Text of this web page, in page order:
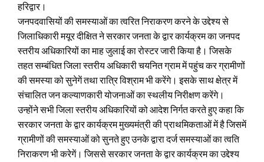
हरिद्वार।
जनपदवासियों की समस्याओं का त्वरित निराकरण करने के उद्देश्य से
जिलाधिकारी मयूर दीक्षित ने सरकार जनता के द्वार कार्यक्रम का जनपद
स्तरीय अधिकारियों का माह जुलाई का रोस्टर जारी किया है। जिसके
तहत सम्बंधित जिला स्तरीय अधिकारी चयनित ग्राम में पहुंच कर ग्रामीणों
की समस्या को सुनेगें तथा रात्रि विश्राम भी करेंगे। इसके साथ क्षेत्र में
संचालित जन कल्याणकारी योजनाओं का स्थलीय निरीक्षण करेंगे।
उन्होंने सभी जिला स्तरीय अधिकारियों को आदेश निर्गत करते हुए कहा कि
सरकार जनता के द्वार कार्यक्रम मुख्यमंत्री की प्राथमिकताओं में है जिसमें
ग्रामीणों की समस्याओं को सुनते हुए उनके द्वारा दर्ज समस्याओं का त्वति
निराकरण भी करेगें। जिससे सरकार जनता के द्वार कार्यक्रम का उद्देश्य